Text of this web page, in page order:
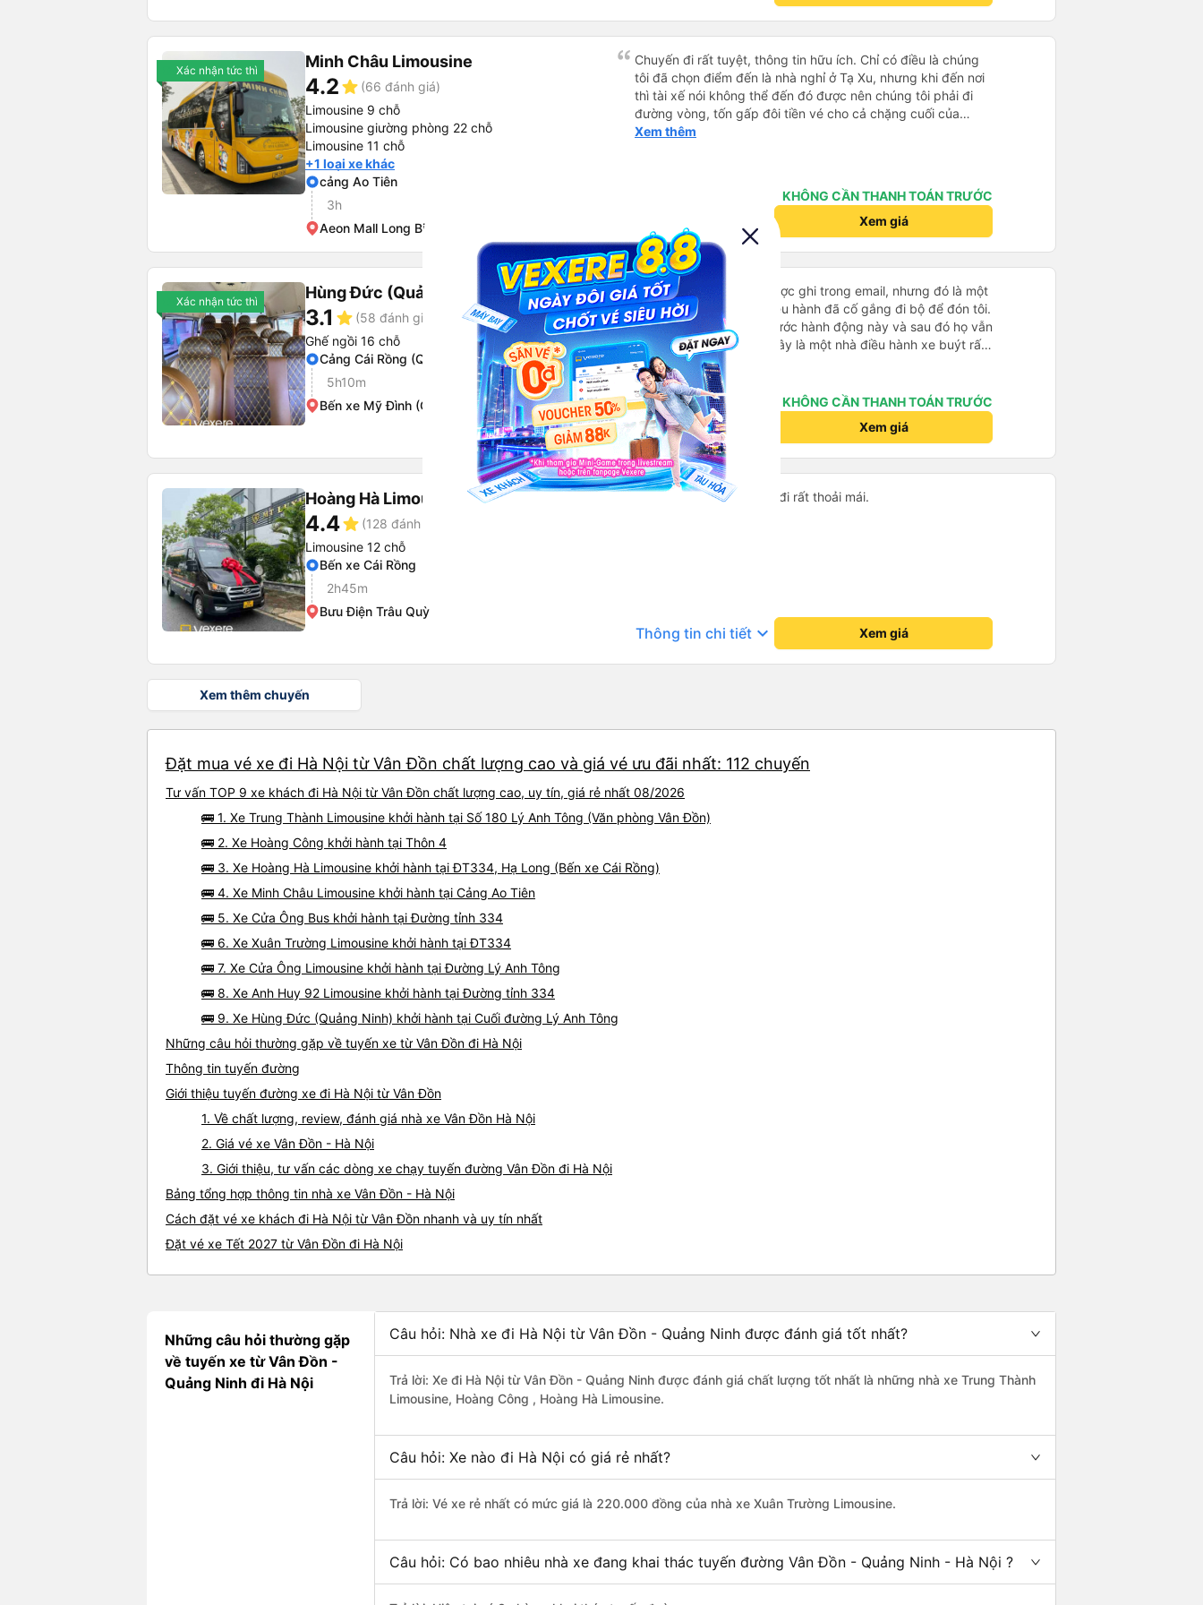
Xác nhận tức thì Minh Châu Limousine
4.2star (66 đánh giá)
Limousine 9 chỗ
Limousine giường phòng 22 chỗ
Limousine 11 chỗ
+1 loại xe khác
cảng Ao Tiên
3h
Aeon Mall Long Biên
Chuyến đi rất tuyệt, thông tin hữu ích. Chỉ có điều là chúng
tôi đã chọn điểm đến là nhà nghỉ ở Tạ Xu, nhưng khi đến nơi
thì tài xế nói không thể đến đó được nên chúng tôi phải đi
đường vòng, tốn gấp đôi tiền vé cho cả chặng cuối của
chuyến đi từ Hà Nội. Ngoài ra thì mọi thứ khác đều rất tốt.
Xem thêm
KHÔNG CẦN THANH TOÁN TRƯỚC
Xem giá
Xác nhận tức thì Hùng Đức (Quảng Ninh)
3.1 star (58 đánh giá)
Ghế ngồi 16 chỗ
Cảng Cái Rồng (Quảng Ninh)
5h10m
Bến xe Mỹ Đình (Ô đón khách số 16)
Tôi đã đợi ở điểm đón được ghi trong email, nhưng đó là một
địa điểm khác. Người điều hành đã cố gắng đi bộ để đón tôi.
Tôi thực sự cảm động trước hành động này và sau đó họ vẫn
rất thân thiện. Tôi nghĩ đây là một nhà điều hành xe buýt rất
đáng tin cậy.
Xem thêm
KHÔNG CẦN THANH TOÁN TRƯỚC
Thông tin chi tiết Xem giá
Hoàng Hà Limousine
4.4star (128 đánh giá)
Limousine 12 chỗ
Bến xe Cái Rồng
2h45m
Bưu Điện Trâu Quỳ
Tài xế siêu nhiệt tình, xe đi rất thoải mái.
Thông tin chi tiết keyboard_arrow_down Xem giá
Xem thêm chuyến
Đặt mua vé xe đi Hà Nội từ Vân Đồn chất lượng cao và giá vé ưu đãi nhất: 112 chuyến
Tư vấn TOP 9 xe khách đi Hà Nội từ Vân Đồn chất lượng cao, uy tín, giá rẻ nhất 08/2026
🚌 1. Xe Trung Thành Limousine khởi hành tại Số 180 Lý Anh Tông (Văn phòng Vân Đồn)
🚌 2. Xe Hoàng Công khởi hành tại Thôn 4
🚌 3. Xe Hoàng Hà Limousine khởi hành tại ĐT334, Hạ Long (Bến xe Cái Rồng)
🚌 4. Xe Minh Châu Limousine khởi hành tại Cảng Ao Tiên
🚌 5. Xe Cửa Ông Bus khởi hành tại Đường tỉnh 334
🚌 6. Xe Xuân Trường Limousine khởi hành tại ĐT334
🚌 7. Xe Cửa Ông Limousine khởi hành tại Đường Lý Anh Tông
🚌 8. Xe Anh Huy 92 Limousine khởi hành tại Đường tỉnh 334
🚌 9. Xe Hùng Đức (Quảng Ninh) khởi hành tại Cuối đường Lý Anh Tông
Những câu hỏi thường gặp về tuyến xe từ Vân Đồn đi Hà Nội
Thông tin tuyến đường
Giới thiệu tuyến đường xe đi Hà Nội từ Vân Đồn
1. Về chất lượng, review, đánh giá nhà xe Vân Đồn Hà Nội
2. Giá vé xe Vân Đồn - Hà Nội
3. Giới thiệu, tư vấn các dòng xe chạy tuyến đường Vân Đồn đi Hà Nội
Bảng tổng hợp thông tin nhà xe Vân Đồn - Hà Nội
Cách đặt vé xe khách đi Hà Nội từ Vân Đồn nhanh và uy tín nhất
Đặt vé xe Tết 2027 từ Vân Đồn đi Hà Nội
Những câu hỏi thường gặp
về tuyến xe từ Vân Đồn -
Quảng Ninh đi Hà Nội
Câu hỏi: Nhà xe đi Hà Nội từ Vân Đồn - Quảng Ninh được đánh giá tốt nhất?
Trả lời: Xe đi Hà Nội từ Vân Đồn - Quảng Ninh được đánh giá chất lượng tốt nhất là những nhà xe Trung Thành
Limousine, Hoàng Công , Hoàng Hà Limousine.
Câu hỏi: Xe nào đi Hà Nội có giá rẻ nhất?
Trả lời: Vé xe rẻ nhất có mức giá là 220.000 đồng của nhà xe Xuân Trường Limousine.
Câu hỏi: Có bao nhiêu nhà xe đang khai thác tuyến đường Vân Đồn - Quảng Ninh - Hà Nội ?